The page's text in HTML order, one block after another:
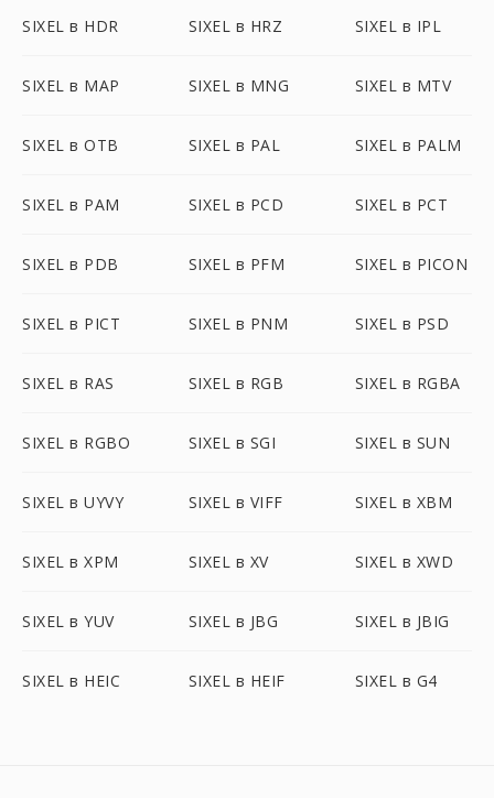
SIXEL в HDR SIXEL в HRZ SIXEL в IPL
SIXEL в MAP SIXEL в MNG SIXEL в MTV
SIXEL в OTB SIXEL в PAL SIXEL в PALM
SIXEL в PAM SIXEL в PCD SIXEL в PCT
SIXEL в PDB SIXEL в PFM SIXEL в PICON
SIXEL в PICT SIXEL в PNM SIXEL в PSD
SIXEL в RAS SIXEL в RGB SIXEL в RGBA
SIXEL в RGBO SIXEL в SGI SIXEL в SUN
SIXEL в UYVY SIXEL в VIFF SIXEL в XBM
SIXEL в XPM SIXEL в XV SIXEL в XWD
SIXEL в YUV SIXEL в JBG SIXEL в JBIG
SIXEL в HEIC SIXEL в HEIF SIXEL в G4